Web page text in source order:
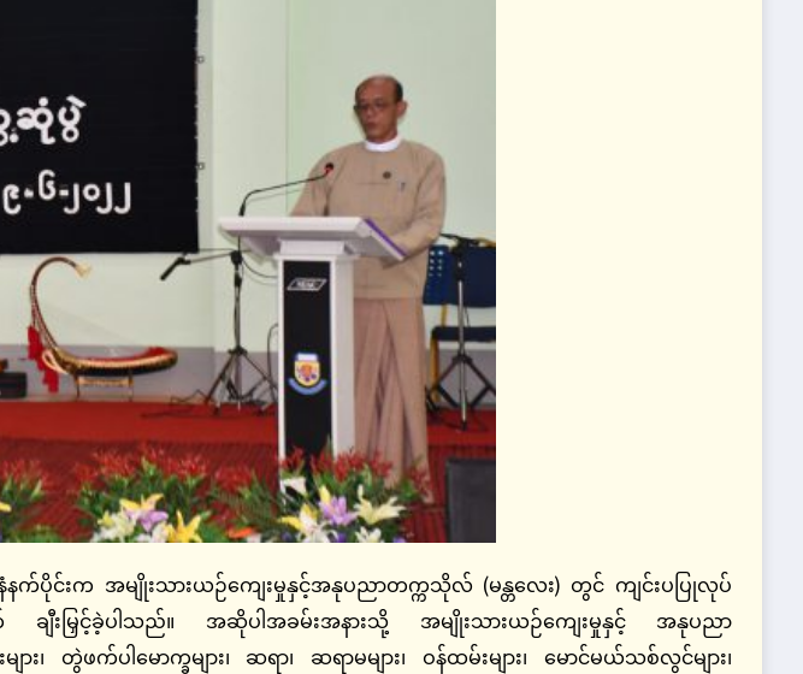
နက်ပိုင်းက အမျိုးသားယဉ်ကျေးမှုနှင့်အနုပညာတက္ကသိုလ် (မန္တလေး) တွင် ကျင်းပပြုလုပ်
ခဲ့ပါသည်။ အဆိုပါအခမ်းအနားသို့ အမျိုးသားယဉ်ကျေးမှုနှင့် အနုပညာ
ား၊ တွဲဖက်ပါမောက္ခများ၊ ဆရာ၊ ဆရာမများ၊ ဝန်ထမ်းများ၊ မောင်မယ်သစ်လွင်များ၊